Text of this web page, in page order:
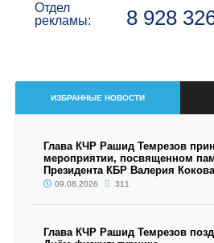
Отдел
рекламы:
8 928
ИЗБРАННЫЕ НОВОСТИ
Глава КЧР Рашид Темрезов
мероприятии, посвященном
Президента КБР Валерия Кокова
09.08.2026 311
Глава КЧР Рашид Темрезов